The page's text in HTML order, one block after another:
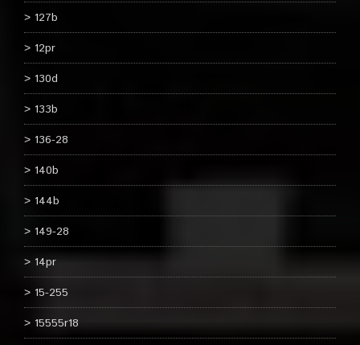
127b
12pr
130d
133b
136-28
140b
144b
149-28
14pr
15-255
15555r18